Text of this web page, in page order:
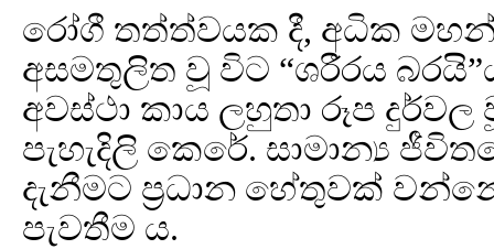
රෝගී තත්ත්වයක දී, අධික
අසමතුලිත වූ විට “ශරීරය
අවස්ථා කාය ලහුතා රූප
පැහැදිලි කෙරේ. සාමාන්‍ය
දැනීමට ප්‍රධාන හේතුවක්
පැවතීම ය.